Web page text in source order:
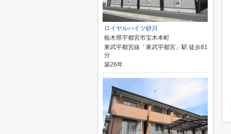
ロイヤルハイツ砂川
栃木県宇都宮市宝木本町
東武宇都宮線「東武宇都宮」駅 徒歩81
分
築26年